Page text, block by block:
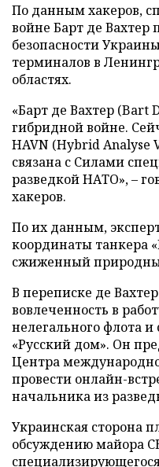
По данным хакеров,
войне Барт де Вахтер
безопасности
терминалов в
областях.
«Барт де Вахтер (Bart
гибридной войне.
HAVN (Hybrid Analyse
связана с Силами
разведкой НАТО», –
хакеров.
По их данным,
координаты танкера
сжиженный
В переписке де
вовлеченность в
нелегального флота
«Русский дом». Он
Центра
провести онлайн-
начальника из
Украинская сторона
обсуждению майора